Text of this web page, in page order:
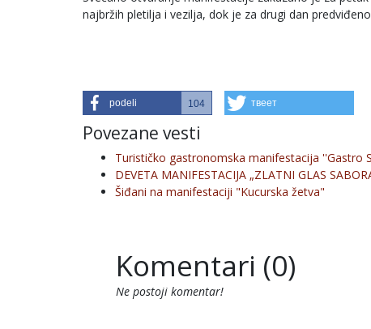
najbržih pletilja i vezilja, dok je za drugi dan
podeli 104 твеет
Povezane vesti
Turističko gastronomska manifestacija ''Gastro
DEVETA MANIFESTACIJA „ZLATNI GLAS
Šiđani na manifestaciji "Kucurska žetva"
Komentari (0)
Ne postoji komentar!